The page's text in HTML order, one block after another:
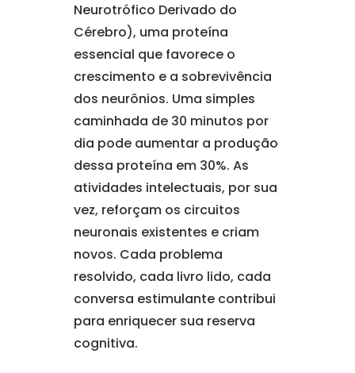
Neurotrófico Derivado do
Cérebro), uma proteína
essencial que favorece o
crescimento e a sobrevivência
dos neurônios. Uma simples
caminhada de 30 minutos por
dia pode aumentar a produção
dessa proteína em 30%. As
atividades intelectuais, por sua
vez, reforçam os circuitos
neuronais existentes e criam
novos. Cada problema
resolvido, cada livro lido, cada
conversa estimulante contribui
para enriquecer sua reserva
cognitiva.